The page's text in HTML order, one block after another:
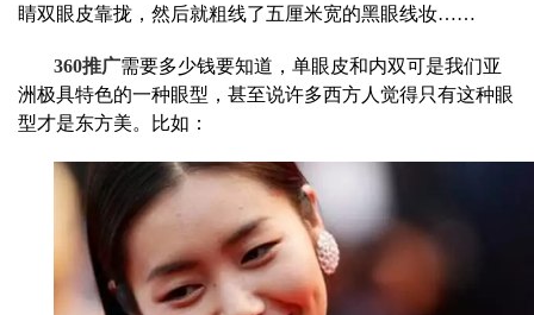
睛双眼皮靠拢，然后就粗线了五厘米宽的黑眼线妆……
360推广需要多少钱要知道，单眼皮和内双可是我们亚
洲极具特色的一种眼型，甚至说许多西方人觉得只有这种眼
型才是东方美。比如：